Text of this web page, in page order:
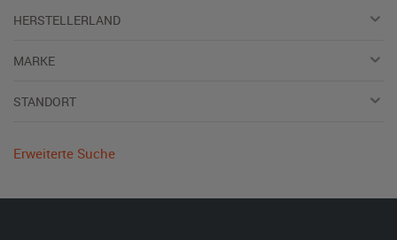
HERSTELLERLAND
MARKE
STANDORT
Erweiterte Suche